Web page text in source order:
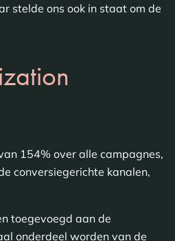
stelde ons ook in staat om de
154% over alle campagnes,
conversiegerichte kanalen,
toegevoegd aan de
onderdeel worden van de